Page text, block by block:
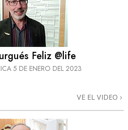
Feliz @life
5 DE ENERO DEL 2023
VE EL VIDEO